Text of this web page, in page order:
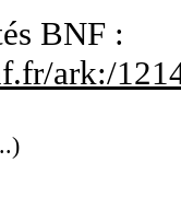
BNF :
ark:/